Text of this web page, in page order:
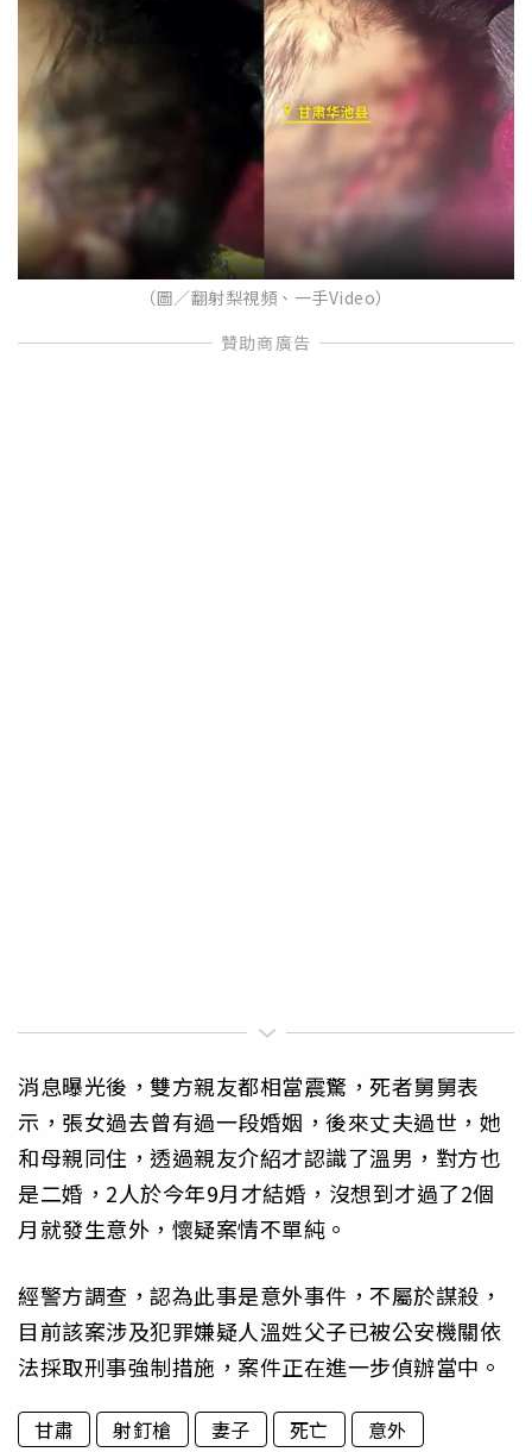
（圖／翻射梨視頻、一手Video）
消息曝光後，雙方親友都相當震驚，死者舅舅表
示，張女過去曾有過一段婚姻，後來丈夫過世，她
和母親同住，透過親友介紹才認識了溫男，對方也
是二婚，2人於今年9月才結婚，沒想到才過了2個
月就發生意外，懷疑案情不單純。
經警方調查，認為此事是意外事件，不屬於謀殺，
目前該案涉及犯罪嫌疑人溫姓父子已被公安機關依
法採取刑事強制措施，案件正在進一步偵辦當中。
甘肅 射釘槍 妻子 死亡 意外